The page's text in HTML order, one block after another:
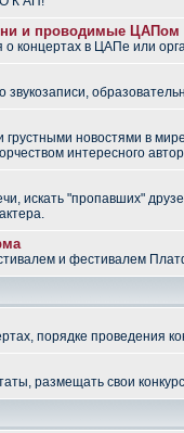
и проводимые ЦАПом
концертах в ЦАПе или
новостями в
интересного
искать "пропавших"
и фестивалем
порядке проведения
размещать свои